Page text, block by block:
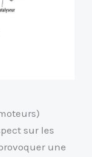
sur les
une